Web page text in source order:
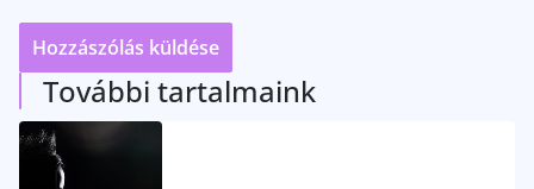
További tartalmaink